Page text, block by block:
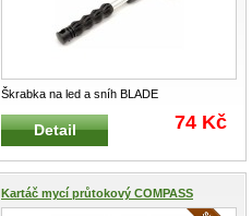
Škrabka na led a sníh BLADE
kombinovaná Zimní kombinovaná škrab
...
Detail 74 Kč
Kartáč mycí průtokový COMPASS